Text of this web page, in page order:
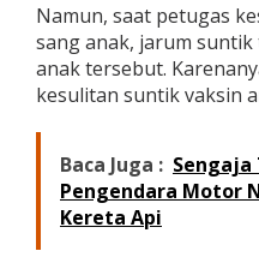
n
S
u
n
t
V
a
Namun, saat petugas
sang anak, jarum
anak tersebut.
kesulitan suntik vaksin
Baca Juga : Sengaja
Pengendara Motor
Kereta Api